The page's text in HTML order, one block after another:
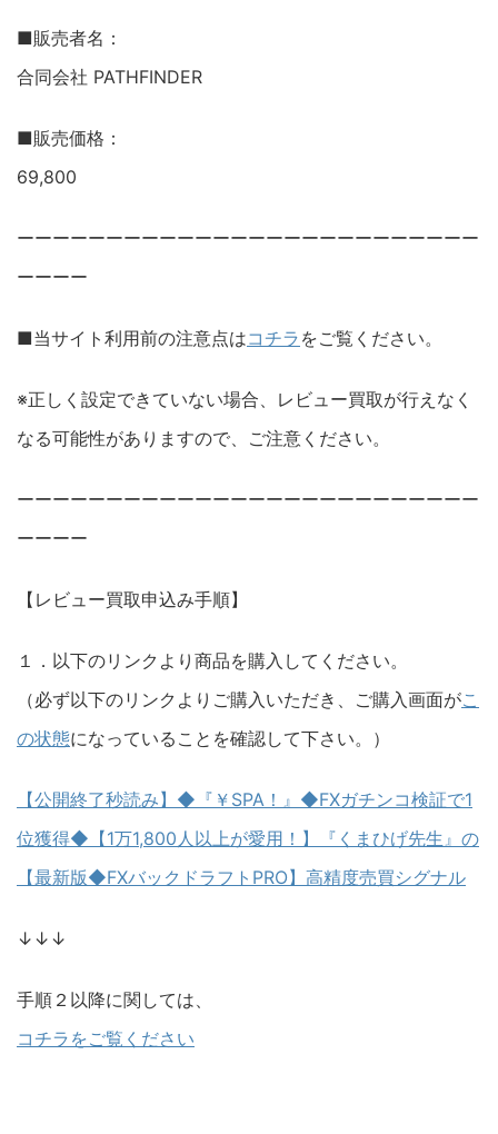
■販売者名：
合同会社 PATHFINDER
■販売価格：
69,800
ーーーーーーーーーーーーーーーーーーーーーーーーーー
ーーーー
■当サイト利用前の注意点はコチラ をご覧ください。
※正しく設定できていない場合、レビュー買取が行えなく
なる可能性がありますので、ご注意ください。
ーーーーーーーーーーーーーーーーーーーーーーーーーー
ーーーー
【レビュー買取申込み手順】
１．以下のリンクより商品を購入してください。
（必ず以下のリンクよりご購入いただき、ご購入画面がこ
の状態になっていることを確認して下さい。）
【公開終了秒読み】◆『￥SPA！』◆FXガチンコ検証で1
位獲得◆【1万1,800人以上が愛用！】『くまひげ先生』の
【最新版◆FXバックドラフトPRO】高精度売買シグナル
↓↓↓
手順２以降に関しては、
コチラをご覧ください